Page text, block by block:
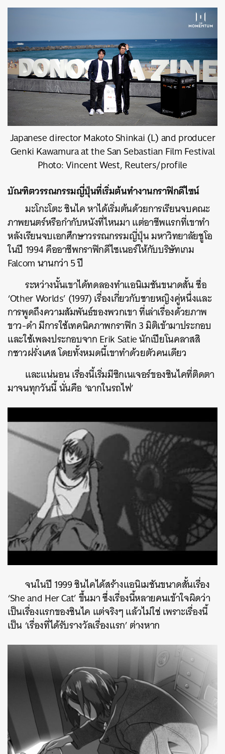
Japanese director Makoto Shinkai (L) and producer
Genki Kawamura at the San Sebastian Film Festival
Photo: Vincent West, Reuters/profile
บัณฑิตวรรณกรรมญี่ปุ่นที่เริ่มต้นทำงานกราฟิกดีไซน์
มะโกะโตะ ชินไค หาได้เริ่มต้นด้วยการเรียนจบคณะ
ภาพยนตร์หรือกำกับหนังที่ไหนมา แต่อาชีพแรกที่เขาทำ
หลังเรียนจบเอกศึกษาวรรณกรรมญี่ปุ่น มหาวิทยาลัยชูโอ
ในปี 1994 คืออาชีพกราฟิกดีไซเนอร์ให้กับบริษัทเกม
Falcom นานกว่า 5 ปี
ระหว่างนั้นเขาได้ทดลองทำแอนิเมชันขนาดสั้น ชื่อ
‘Other Worlds’ (1997) เรื่องเกี่ยวกับชายหญิงคู่หนึ่งและ
การพูดถึงความสัมพันธ์ของพวกเขา ที่เล่าเรื่องด้วยภาพ
ขาว-ดำ มีการใช้เทคนิคภาพกราฟิก 3 มิติเข้ามาประกอบ
และใช้เพลงประกอบจาก Erik Satie นักเปียโนคลาสสิ
กชาวฝรั่งเศส โดยทั้งหมดนี้เขาทำด้วยตัวคนเดียว
และแน่นอน เรื่องนี้เริ่มมีซิกเนเจอร์ของชินไคที่ติดตา
มาจนทุกวันนี้ นั่นคือ ‘ฉากในรถไฟ’
จนในปี 1999 ชินไคได้สร้างแอนิเมชันขนาดสั้นเรื่อง
‘She and Her Cat’ ขึ้นมา ซึ่งเรื่องนี้หลายคนเข้าใจผิดว่า
เป็นเรื่องแรกของชินไค แต่จริงๆ แล้วไม่ใช่ เพราะเรื่องนี้
เป็น ‘เรื่องที่ได้รับรางวัลเรื่องแรก’ ต่างหาก